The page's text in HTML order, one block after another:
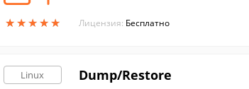
★★★★★
★★★★★ Лицензия: Бесплатно
Linux Dump/Restore